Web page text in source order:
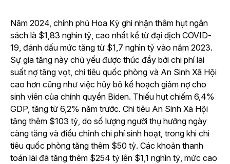
Năm 2024, chính phủ Hoa Kỳ ghi nhận thâm hụt ngân
sách là $1,83 nghìn tỷ, cao nhất kể từ đại dịch COVID-
19, đánh dấu mức tăng từ $1,7 nghìn tỷ vào năm 2023.
Sự gia tăng này chủ yếu được thúc đẩy bởi chi phí lãi
suất nợ tăng vọt, chi tiêu quốc phòng và An Sinh Xã Hội
cao hơn cũng như việc hủy bỏ kế hoạch giảm nợ cho
sinh viên của chính quyền Biden. Thiếu hụt chiếm 6,4%
GDP, tăng từ 6,2% năm trước. Chi tiêu An Sinh Xã Hội
tăng thêm $103 tỷ, do số lượng người thụ hưởng ngày
càng tăng và điều chỉnh chi phí sinh hoạt, trong khi chi
tiêu quốc phòng tăng thêm $50 tỷ. Các khoản thanh
toán lãi đã tăng thêm $254 tỷ lên $1,1 nghìn tỷ, mức cao